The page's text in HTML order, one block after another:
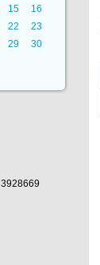
15
16
22
23
29
30
3928669